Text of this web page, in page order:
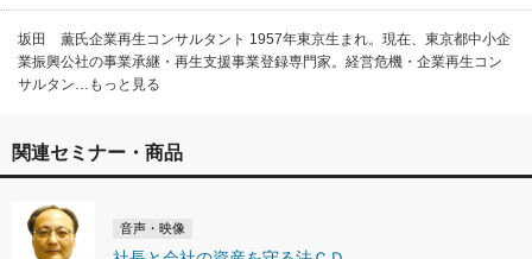
坂田 薫氏企業再生コンサルタント 1957年東京生まれ。現在、東京都中小企
業振興公社の事業承継・再生支援事業登録専門家。経営危機・企業再生コン
サルタン…もっと見る
関連セミナー・商品
音声・映像